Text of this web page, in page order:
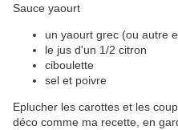
Sauce yaourt
un yaourt grec (ou autre
le jus d'un 1/2 citron
ciboulette
sel et poivre
Eplucher les carottes et les
déco comme ma recette, en